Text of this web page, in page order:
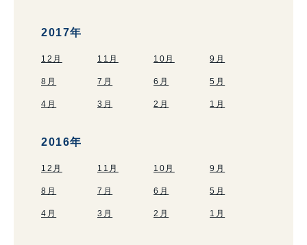
2017年
12月 11月 10月 9月
8月 7月 6月 5月
4月 3月 2月 1月
2016年
12月 11月 10月 9月
8月 7月 6月 5月
4月 3月 2月 1月